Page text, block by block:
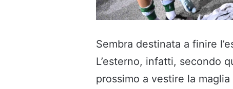
Sembra destinata a finire
L’esterno, infatti, secondo
prossimo a vestire la maglia